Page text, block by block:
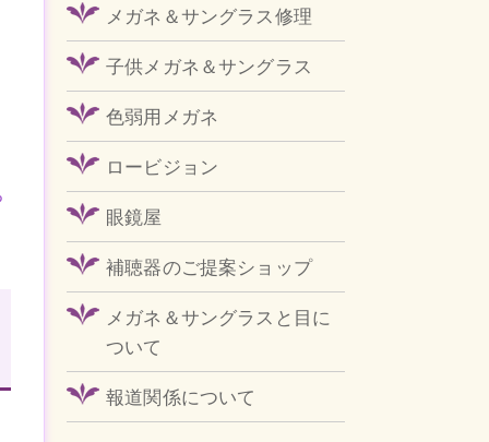
メガネ＆サングラス修理
子供メガネ＆サングラス
色弱用メガネ
ロービジョン
眼鏡屋
補聴器のご提案ショップ
メガネ＆サングラスと目に
ついて
報道関係について